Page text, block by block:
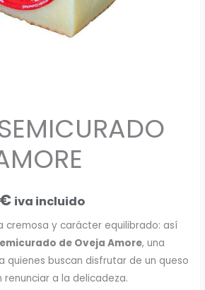
€ iva incluido
cremosa y carácter equilibrado: así
de Oveja Amore, una
quienes buscan disfrutar de un queso
renunciar a la delicadeza.